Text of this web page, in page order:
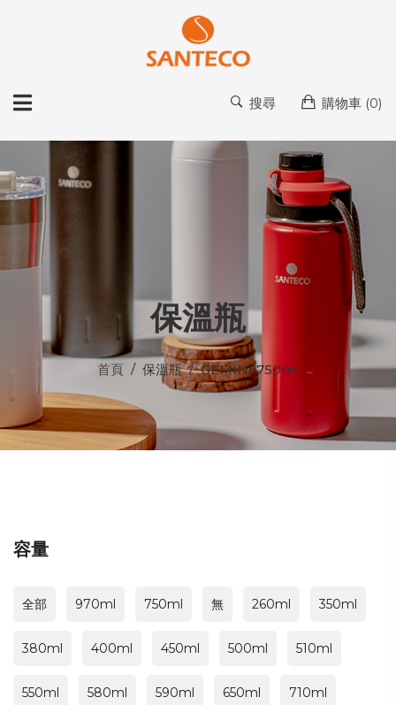
搜尋 購物車 (0)
保溫瓶
首頁 保溫瓶 GEMINI 750ml
容量
全部 970ml 750ml 無 260ml 350ml
380ml 400ml 450ml 500ml 510ml
550ml 580ml 590ml 650ml 710ml